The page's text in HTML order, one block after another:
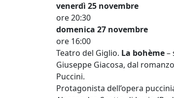
venerdì 25 novembre
ore 20:30
domenica 27 novembre
ore 16:00
Teatro del Giglio. La bohème–
Giuseppe Giacosa, dal romanzo
Puccini.
Protagonista dell’opera